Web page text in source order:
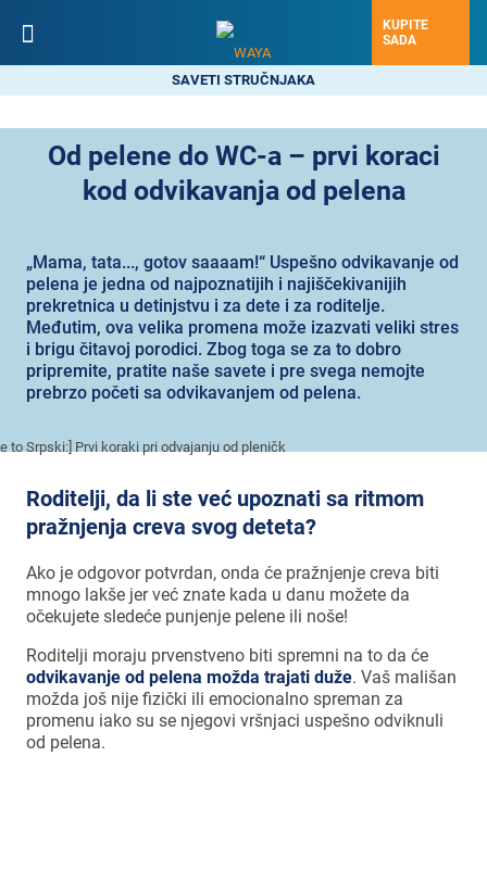
KUPITE
SADA
SAVETI STRUČNJAKA
Od pelene do WC-a – prvi koraci
kod odvikavanja od pelena
„Mama, tata..., gotov saaaam!“ Uspešno odvikavanje od
pelena je jedna od najpoznatijih i najiščekivanijih
prekretnica u detinjstvu i za dete i za roditelje.
Međutim, ova velika promena može izazvati veliki stres
i brigu čitavoj porodici. Zbog toga se za to dobro
pripremite, pratite naše savete i pre svega nemojte
prebrzo početi sa odvikavanjem od pelena.
Roditelji, da li ste već upoznati sa ritmom
pražnjenja creva svog deteta?
Ako je odgovor potvrdan, onda će pražnjenje creva biti
mnogo lakše jer već znate kada u danu možete da
očekujete sledeće punjenje pelene ili noše!
Roditelji moraju prvenstveno biti spremni na to da će
odvikavanje od pelena možda trajati duže. Vaš mališan
možda još nije fizički ili emocionalno spreman za
promenu iako su se njegovi vršnjaci uspešno odviknuli
od pelena.